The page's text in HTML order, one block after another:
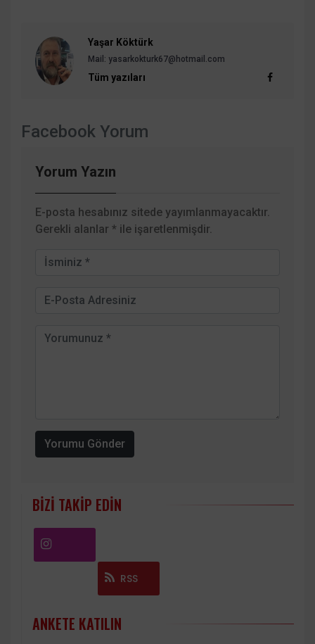
Yaşar Köktürk
Mail: yasarkokturk67@hotmail.com
Tüm yazıları
Facebook Yorum
Yorum Yazın
E-posta hesabınız sitede yayımlanmayacaktır.
Gerekli alanlar * ile işaretlenmişdir.
Yorumu Gönder
BIZI TAKIP EDIN
RSS
ANKETE KATILIN